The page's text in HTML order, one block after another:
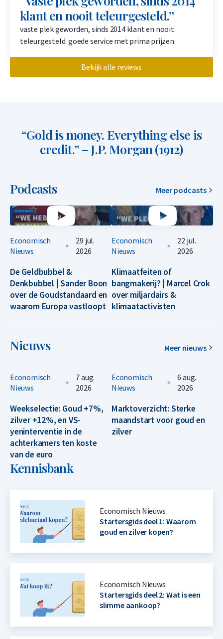
klant en nooit teleurgesteld.”
vaste plek geworden, sinds 2014 klant en nooit
teleurgesteld. goede service met prima prijzen.
Bekijk alle reviews
“Gold is money. Everything else is
credit.” – J.P. Morgan (1912)
Podcasts Meer podcasts
Economisch
Nieuws
29 jul.
2026
De Geldbubbel &
Denkbubbel | Sander Boon
over de Goudstandaard en
waarom Europa vastloopt
Economisch
Nieuws
22 jul.
2026
Klimaatfeiten of
bangmakerij? | Marcel Crok
over miljardairs &
klimaatactivisten
Nieuws Meer nieuws
Economisch
Nieuws
7 aug.
2026
Weekselectie: Goud +7%,
zilver +12%, en VS-
yeninterventie in de
achterkamers ten koste
van de euro
Economisch
Nieuws
6 aug.
2026
Marktoverzicht: Sterke
maandstart voor goud en
zilver
Kennisbank
Economisch Nieuws
Startersgids deel 1: Waarom
goud en zilver kopen?
Economisch Nieuws
Startersgids deel 2: Wat is een
slimme aankoop?